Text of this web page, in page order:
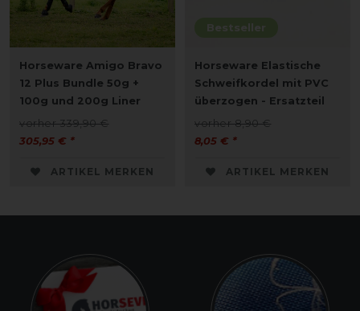
Horseware Amigo Bravo
12 Plus Bundle 50g +
100g und 200g Liner
vorher 339,90 €
305,95 € *
ARTIKEL MERKEN
Bestseller
Horseware Elastische
Schweifkordel mit PVC
überzogen - Ersatzteil
vorher 8,90 €
8,05 € *
ARTIKEL MERKEN